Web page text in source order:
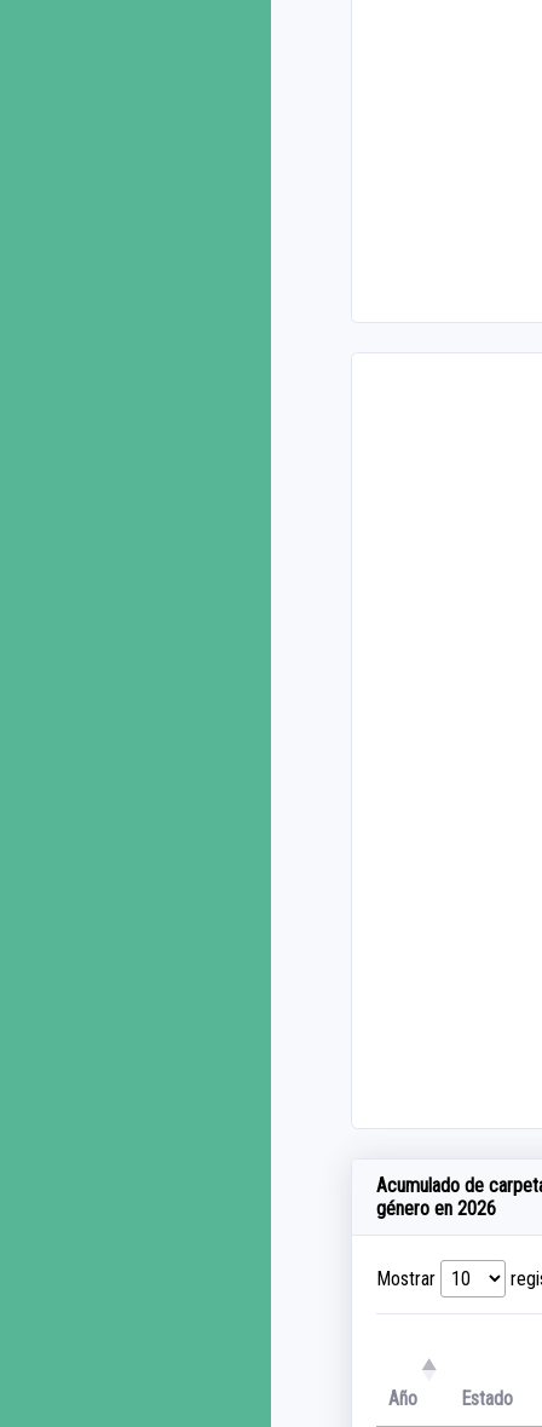
Acumulado de
género en 2026
Mostrar
Año Estado